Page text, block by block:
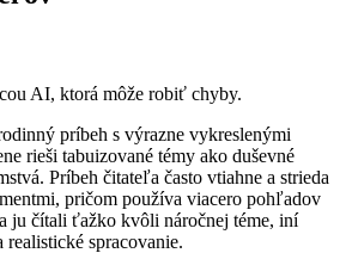
AI, ktorá môže robiť chyby.
príbeh s výrazne vykreslenými
rieši tabuizované témy ako duševné
Príbeh čitateľa často vtiahne a strieda
pričom používa viacero pohľadov
ju čítali ťažko kvôli náročnej téme, iní
spracovanie.